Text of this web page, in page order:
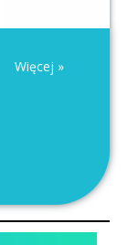
Więcej »